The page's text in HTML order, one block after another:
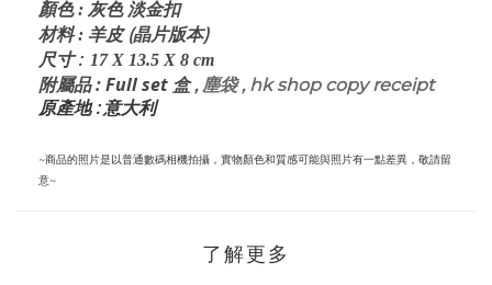
顏色: 灰色 淡金扣
材料: 羊皮 (晶片版本)
尺寸: 17 X 13.5 X 8 cm
附屬品: Full set 盒, 塵袋 , hk shop copy receipt
原產地 : 意大利
~商品的照片是以普通數碼相機拍攝，實物顏色和質感可能與照片有一點差異，敬請留
意~
了解更多